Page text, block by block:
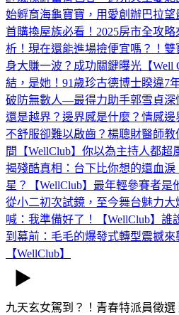
始孵育海龜寶寶，用愛創辦巴拉望
首購換屋族必看！2025房市全攻
析！現在還能進場撿便宜嗎？！
身大賺一波？成功關鍵曝光【Well
結，是她！91歲珍古德博士睽違7
破防無數人—最得力助手郭雪貞深
還是越界？邊界感是什麼？情感
不舒服卻難以啟齒？楊聰財醫師
間【WellClub】 你以為主持人都超
揭殘酷真相：台下比你想的還血
星？【WellClub】 最年輕參賽者是
從小二初次試鏡，至今舞台魅力
喊：我準備好了！【WellClub】 誰
到幕前：毛毛的爆發式轉型震撼
【WellClub】
九天玄女駕到？！青春特派員徵